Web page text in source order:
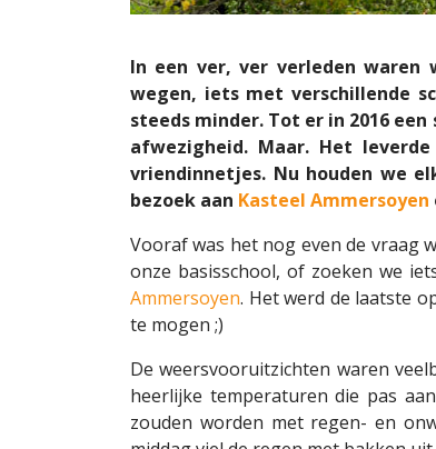
In een ver, ver verleden waren
wegen, iets met verschillende
steeds minder. Tot er in 2016
afwezigheid. Maar. Het
vriendinnetjes. Nu houden we
bezoek aan Kasteel Ammersoyen
Vooraf was het nog even de vraag
onze basisschool, of zoeken we
Ammersoyen. Het werd de laatste
te mogen ;)
De weersvooruitzichten waren
heerlijke temperaturen die pas
zouden worden met regen- en